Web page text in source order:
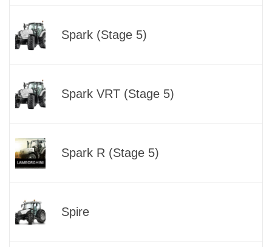
Spark (Stage 5)
Spark VRT (Stage 5)
Spark R (Stage 5)
Spire